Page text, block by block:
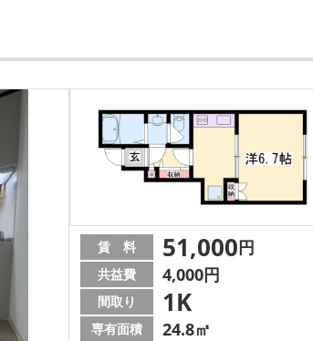
賃 料 51,000円
共益費 4,000円
間取り 1K
専有面積 24.8㎡